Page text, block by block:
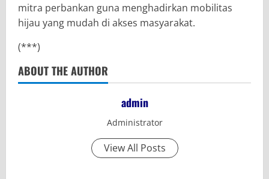
mitra perbankan guna menghadirkan mobilitas
hijau yang mudah di akses masyarakat.
(***)
ABOUT THE AUTHOR
admin
Administrator
View All Posts